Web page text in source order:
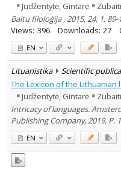
Judžentytė, Gintarė
Baltu filoloģija , 2015, 24, 1, 89-
Views: 396 Downloads: 27
EN
Lituanistika Scientific
The Lexicon of the Lithuanian
Judžentytė, Gintarė
Intricacy of languages.
Publishing Company, 2019, P.
EN